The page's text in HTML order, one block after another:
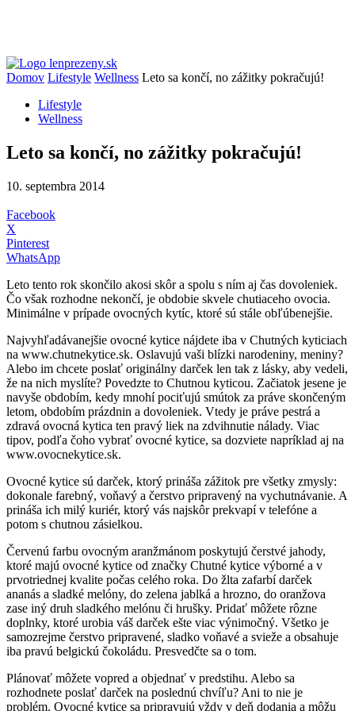
Domov Lifestyle Wellness Leto sa končí, no zážitky pokračujú!
Lifestyle
Wellness
Leto sa končí, no zážitky pokračujú!
10. septembra 2014
Facebook
X
Pinterest
WhatsApp
Leto tento rok skončilo akosi skôr a spolu s ním aj čas dovoleniek.
Čo však rozhodne nekončí, je obdobie skvele chutiaceho ovocia.
Minimálne v prípade ovocných kytíc, ktoré sú stále obľúbenejšie.
Najvyhľadávanejšie ovocné kytice nájdete iba v Chutných kyticiach
na www.chutnekytice.sk. Oslavujú vaši blízki narodeniny, meniny?
Alebo im chcete poslať originálny darček len tak z lásky, aby vedeli,
že na nich myslíte? Povedzte to Chutnou kyticou. Začiatok jesene je
navyše obdobím, kedy mnohí pociťujú smútok za práve skončeným
letom, obdobím prázdnin a dovoleniek. Vtedy je práve pestrá a
zdravá ovocná kytica ten pravý liek na zdvihnutie nálady. Viac
tipov, podľa čoho vybrať ovocné kytice, sa dozviete napríklad aj na
www.ovocnekytice.sk.
Ovocné kytice sú darček, ktorý prináša zážitok pre všetky zmysly:
dokonale farebný, voňavý a čerstvo pripravený na vychutnávanie. A
prináša ich milý kuriér, ktorý vás najskôr prekvapí v telefóne a
potom s chutnou zásielkou.
Červenú farbu ovocným aranžmánom poskytujú čerstvé jahody,
ktoré majú ovocné kytice od značky Chutné kytice výborné a v
prvotriednej kvalite počas celého roka. Do žlta zafarbí darček
ananás a sladké melóny, do zelena jablká a hrozno, do oranžova
zase iný druh sladkého melónu či hrušky. Pridať môžete rôzne
doplnky, ktoré urobia váš darček ešte viac výnimočný. Všetko je
samozrejme čerstvo pripravené, sladko voňavé a svieže a obsahuje
iba pravú belgickú čokoládu. Presvedčte sa o tom.
Plánovať môžete vopred a objednať v predstihu. Alebo sa
rozhodnete poslať darček na poslednú chvíľu? Ani to nie je
problém. Ovocné kytice sa pripravujú vždy v deň dodania a môžu